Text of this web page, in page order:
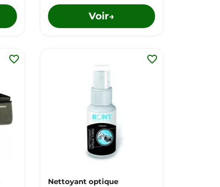
Voir→
favorite_border
Nettoyant optique
favorite_border